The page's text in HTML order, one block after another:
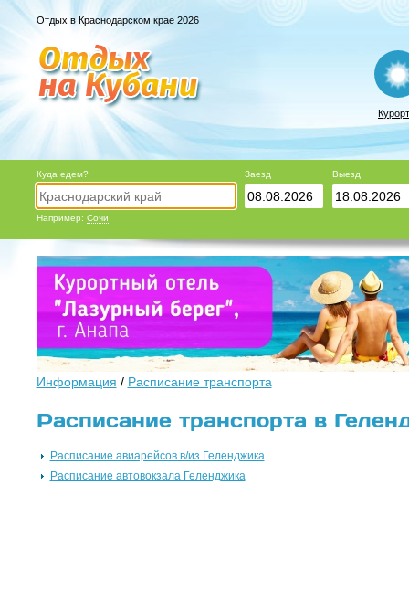
Отдых в Краснодарском крае 2026
Куда едем?
Например: Сочи
Заезд Выезд
Информация / Расписание транспорта
Расписание транспорта в
Расписание авиарейсов в/из Геленджика
Расписание автовокзала Геленджика